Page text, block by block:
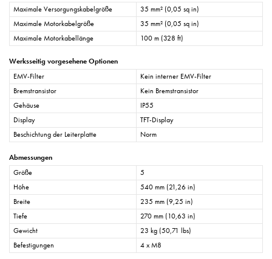
Maximale Versorgungskabelgröße
35 mm² (0,05 sq in)
Maximale Motorkabelgröße
35 mm² (0,05 sq in)
Maximale Motorkabellänge
100 m (328 ft)
Werksseitig vorgesehene Optionen
EMV-Filter
Kein interner EMV-Filter
Bremstransistor
Kein Bremstransistor
Gehäuse
IP55
Display
TFT-Display
Beschichtung der Leiterplatte
Norm
Abmessungen
Größe
5
Höhe
540 mm (21,26 in)
Breite
235 mm (9,25 in)
Tiefe
270 mm (10,63 in)
Gewicht
23 kg (50,71 lbs)
Befestigungen
4 x M8